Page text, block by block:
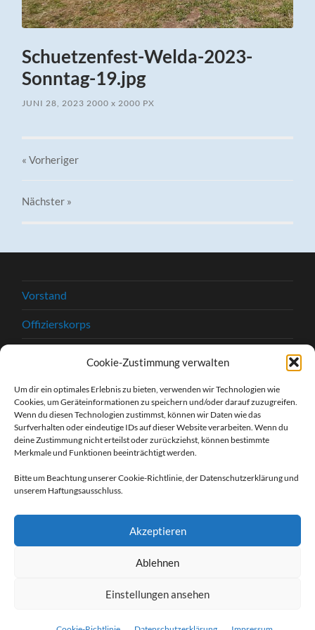
Cookie-Zustimmung verwalten
Um dir ein optimales Erlebnis zu bieten, verwenden wir Technologien wie
Cookies, um Geräteinformationen zu speichern und/oder darauf zuzugreifen.
Wenn du diesen Technologien zustimmst, können wir Daten wie das
Surfverhalten oder eindeutige IDs auf dieser Website verarbeiten. Wenn du
deine Zustimmung nicht erteilst oder zurückziehst, können bestimmte
Merkmale und Funktionen beeinträchtigt werden.
Bitte um Beachtung unserer Cookie-Richtlinie, der Datenschutzerklärung und
unserem Haftungsausschluss.
Akzeptieren
Ablehnen
Einstellungen ansehen
Schuetzenfest-Welda-2023-
Sonntag-19.jpg
JUNI 28, 2023 2000x 2000 PX
« Vorheriger
Nächster »
Vorstand
Offizierskorps
Beitrittserklärung
Kontakt
Unsere Sponsoren